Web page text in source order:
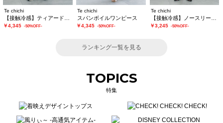
Te chichi
￥4,345 -50%OFF-
Te chichi
スパンボイルワンピース
￥4,345 -50%OFF-
Te chichi
￥3,245 -50%OFF-
ランキング一覧を見る
TOPICS
特集